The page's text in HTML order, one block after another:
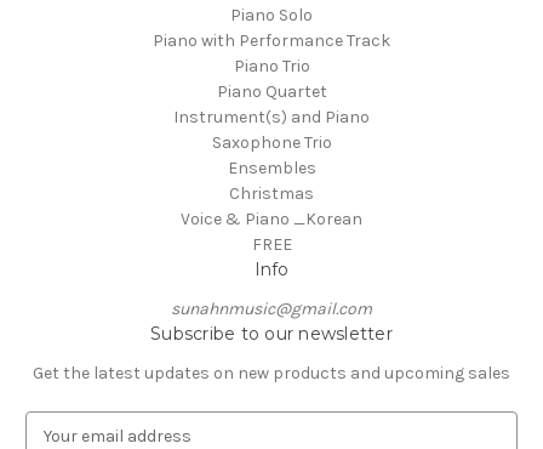
Piano Solo
Piano with Performance Track
Piano Trio
Piano Quartet
Instrument(s) and Piano
Saxophone Trio
Ensembles
Christmas
Voice & Piano _Korean
FREE
Info
sunahnmusic@gmail.com
Subscribe to our newsletter
Get the latest updates on new products and upcoming sales